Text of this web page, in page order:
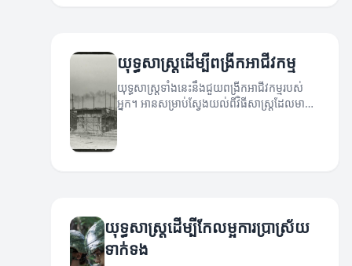
យុទ្ធសាស្ត្រដើម្បីពង្រីកអាជីវកម្ម
យុទ្ធសាស្ត្រទាំងនេះនឹងជួយពង្រីកអាជីវកម្មរបស់
អ្នក។ អានសម្រាប់ស្វែងយល់ពីវិធីសាស្ត្រដែលមាន
យុទ្ធសាស្ត្រដើម្បីកែលម្អការប្រាស្រ័យ
ទាក់ទង